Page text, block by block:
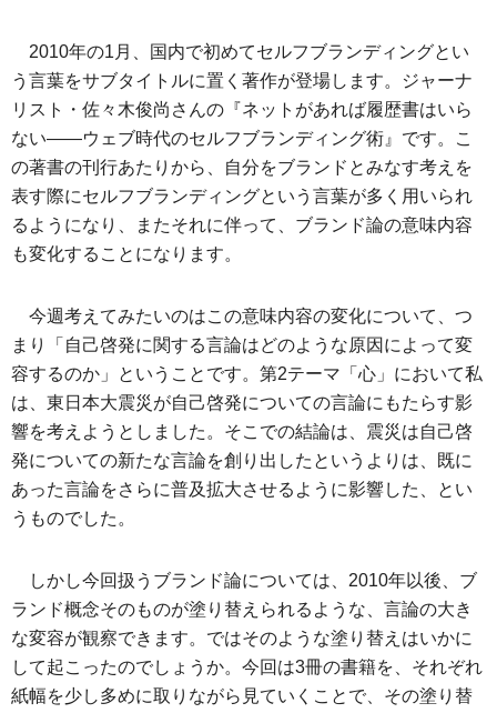
2010年の1月、国内で初めてセルフブランディングとい
う言葉をサブタイトルに置く著作が登場します。ジャーナ
リスト・佐々木俊尚さんの『ネットがあれば履歴書はいら
ない――ウェブ時代のセルフブランディング術』です。こ
の著書の刊行あたりから、自分をブランドとみなす考えを
表す際にセルフブランディングという言葉が多く用いられ
るようになり、またそれに伴って、ブランド論の意味内容
も変化することになります。
今週考えてみたいのはこの意味内容の変化について、つ
まり「自己啓発に関する言論はどのような原因によって変
容するのか」ということです。第2テーマ「心」において私
は、東日本大震災が自己啓発についての言論にもたらす影
響を考えようとしました。そこでの結論は、震災は自己啓
発についての新たな言論を創り出したというよりは、既に
あった言論をさらに普及拡大させるように影響した、とい
うものでした。
しかし今回扱うブランド論については、2010年以後、ブ
ランド概念そのものが塗り替えられるような、言論の大き
な変容が観察できます。ではそのような塗り替えはいかに
して起こったのでしょうか。今回は3冊の書籍を、それぞれ
紙幅を少し多めに取りながら見ていくことで、その塗り替